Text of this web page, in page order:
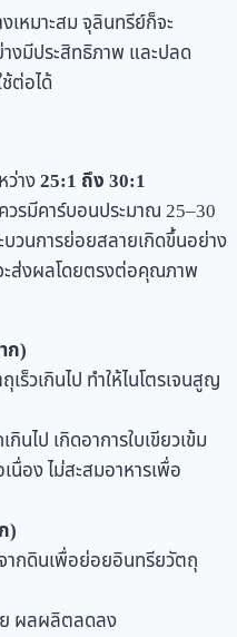
หมาะสม จุลินทรีย์ก็จะ
งมีประสิทธิภาพ และปลด
ต่อได้
ว่าง25:1 ถึง 30:1
รมีคาร์บอนประมาณ 25–30
บวนการย่อยสลายเกิดขึ้นอย่าง
ะส่งผลโดยตรงต่อคุณภาพ
ก)
วเกินไป ทำให้ไนโตรเจนสูญ
นไป เกิดอาการใบเขียวเข้ม
อง ไม่สะสมอาหารเพื่อ
)
ากดินเพื่อย่อยอินทรียวัตถุ
ย ผลผลิตลดลง